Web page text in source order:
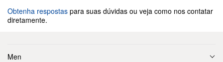
Obtenha respostas para suas dúvidas ou veja como nos contatar
diretamente.
Men